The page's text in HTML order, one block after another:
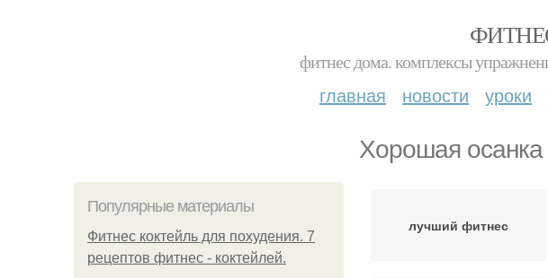
фитнес дома. комплексы
главная новости уроки
Хорошая осанка
Популярные материалы
Фитнес коктейль для похудения. 7
рецептов фитнес - коктейлей.
лучший фитнес